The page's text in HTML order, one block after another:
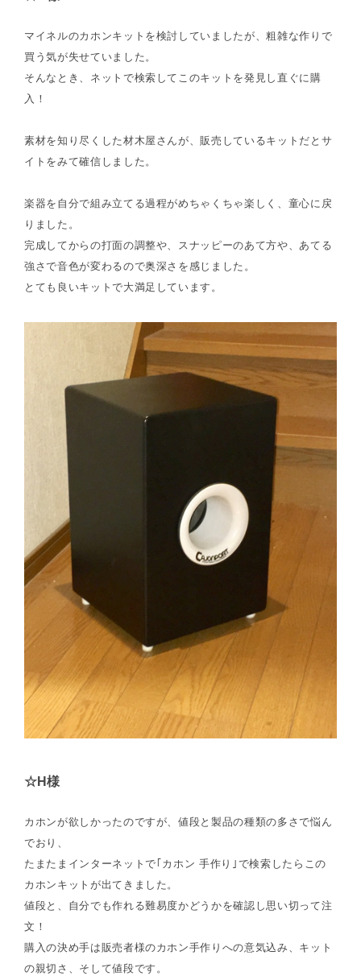
マイネルのカホンキットを検討していましたが、粗雑な作りで
買う気が失せていました。
そんなとき、ネットで検索してこのキットを発見し直ぐに購
入！
素材を知り尽くした材木屋さんが、販売しているキットだとサ
イトをみて確信しました。
楽器を自分で組み立てる過程がめちゃくちゃ楽しく、童心に戻
りました。
完成してからの打面の調整や、スナッピーのあて方や、あてる
強さで音色が変わるので奥深さを感じました。
とても良いキットで大満足しています。
☆H様
カホンが欲しかったのですが、値段と製品の種類の多さで悩ん
でおり、
たまたまインターネットで｢カホン 手作り｣で検索したらこの
カホンキットが出てきました。
値段と、自分でも作れる難易度かどうかを確認し思い切って注
文！
購入の決め手は販売者様のカホン手作りへの意気込み、キット
の親切さ、そして値段です。